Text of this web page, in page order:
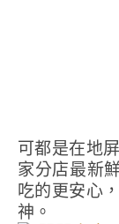
可都是在地
家分店最新
吃的更安心
神。